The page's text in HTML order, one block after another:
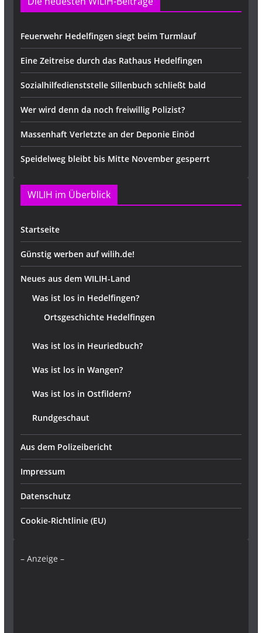
Feuerwehr Hedelfingen siegt beim Turmlauf
Eine Zeitreise durch das Rathaus Hedelfingen
Sozialhilfedienststelle Sillenbuch schließt bald
Wer wird denn da noch freiwillig Polizist?
Massenhaft Verletzte an der Deponie Einöd
Speidelweg bleibt bis Mitte November gesperrt
WILIH im Überblick
Startseite
Günstig werben auf wilih.de!
Neues aus dem WILIH-Land
Was ist los in Hedelfingen?
Ortsgeschichte Hedelfingen
Was ist los in Heuriedbuch?
Was ist los in Wangen?
Was ist los in Ostfildern?
Rundgeschaut
Aus dem Polizeibericht
Impressum
Datenschutz
Cookie-Richtlinie (EU)
– Anzeige –